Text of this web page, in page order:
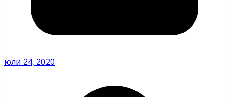
юли 24, 2020